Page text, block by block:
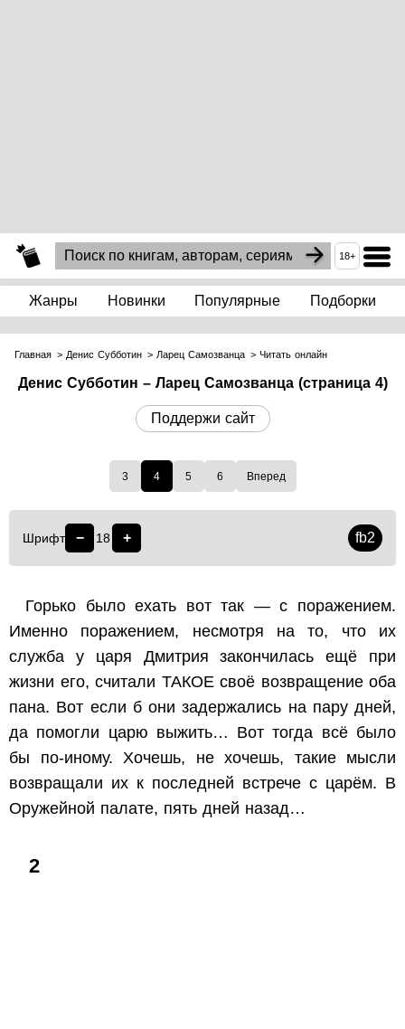
18+
Жанры Новинки Популярные Подборки
Главная Денис Субботин Ларец Самозванца Читать онлайн
Денис Субботин – Ларец Самозванца (страница 4)
Поддержи сайт
3 4 5 6 Вперед
Шрифт − 18 + fb2
Горько было ехать вот так — с поражением.
Именно поражением, несмотря на то, что их
служба у царя Дмитрия закончилась ещё при
жизни его, считали ТАКОЕ своё возвращение оба
пана. Вот если б они задержались на пару дней,
да помогли царю выжить… Вот тогда всё было
бы по-иному. Хочешь, не хочешь, такие мысли
возвращали их к последней встрече с царём. В
Оружейной палате, пять дней назад…
2